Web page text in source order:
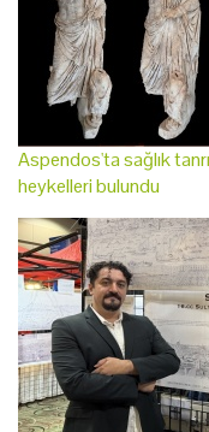
Aspendos'ta sağlık
heykelleri bulundu